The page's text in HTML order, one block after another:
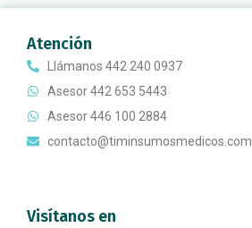
Atención
Llámanos 442 240 0937
Asesor 442 653 5443
Asesor 446 100 2884
contacto@timinsumosmedicos.com
Visítanos en